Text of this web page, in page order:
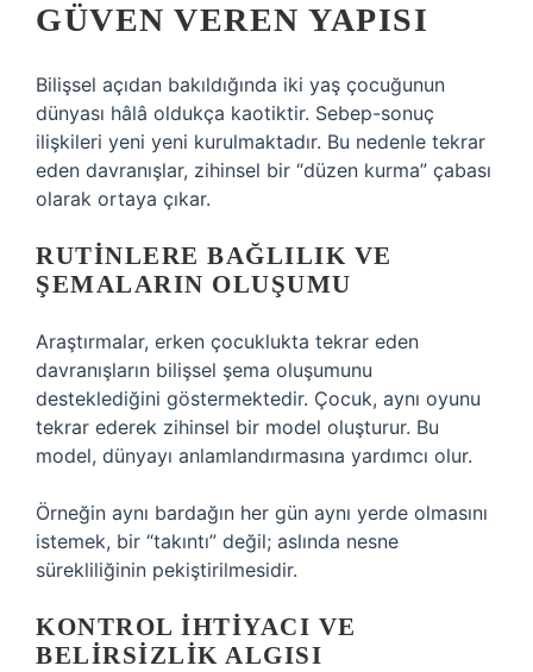
GÜVEN VEREN YAPISI
Bilişsel açıdan bakıldığında iki yaş çocuğunun
dünyası hâlâ oldukça kaotiktir. Sebep-sonuç
ilişkileri yeni yeni kurulmaktadır. Bu nedenle tekrar
eden davranışlar, zihinsel bir “düzen kurma” çabası
olarak ortaya çıkar.
RUTINLERE BAĞLILIK VE
ŞEMALARIN OLUŞUMU
Araştırmalar, erken çocuklukta tekrar eden
davranışların bilişsel şema oluşumunu
desteklediğini göstermektedir. Çocuk, aynı oyunu
tekrar ederek zihinsel bir model oluşturur. Bu
model, dünyayı anlamlandırmasına yardımcı olur.
Örneğin aynı bardağın her gün aynı yerde olmasını
istemek, bir “takıntı” değil; aslında nesne
sürekliliğinin pekiştirilmesidir.
KONTROL IHTIYACI VE
BELIRSIZLIK ALGISI